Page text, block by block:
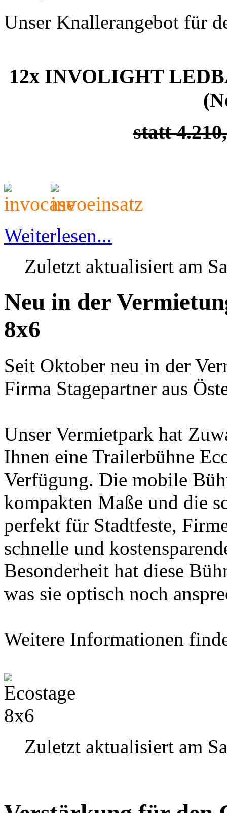
Unser Knallerangebot für
12x INVOLIGHT
statt
Weiterlesen...
Zuletzt aktualisiert am
Neu in der
8x6
Seit Oktober neu in der
Firma Stagepartner aus
Unser Vermietpark hat
Ihnen eine Trailerbühne
Verfügung. Die mobile
kompakten Maße und die
perfekt für Stadtfeste,
schnelle und
Besonderheit hat diese
was sie optisch noch
Weitere Informationen
Zuletzt aktualisiert am